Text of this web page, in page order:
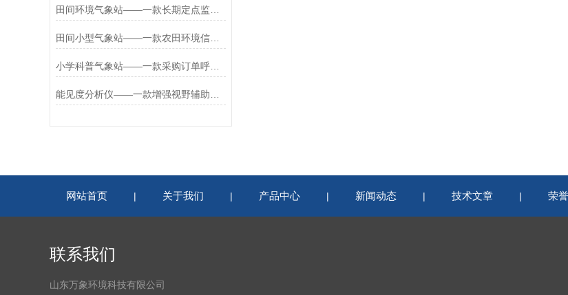
田间小型气象站——一款农田环境信息监测系统2025全+境+派+送
小学科普气象站——一款采购订单呼呼涨的科普校园气象站设备
网站首页 | 关于我们 | 产品中心 | 新闻动态 | 技术文章 | 荣
联系我们
山东万象环境科技有限公司